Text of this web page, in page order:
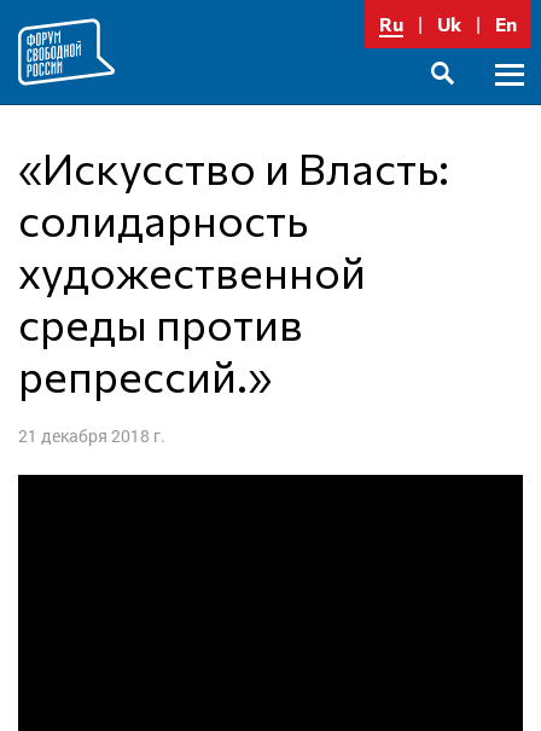
содержимому
Ru Uk En
«Искусство и Власть:
солидарность
художественной
среды против
репрессий.»
21 декабря 2018 г.